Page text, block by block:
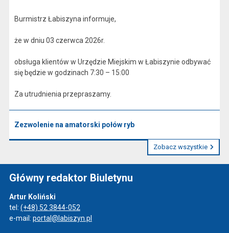
Burmistrz Łabiszyna informuje,
że w dniu 03 czerwca 2026r.
obsługa klientów w Urzędzie Miejskim w Łabiszynie odbywać
się będzie w godzinach 7:30 – 15:00
Za utrudnienia przepraszamy.
Zezwolenie na amatorski połów ryb
Zobacz wszystkie
Główny redaktor Biuletynu
Artur Koliński
tel: (+48) 52 3844-052
e-mail: portal@labiszyn.pl